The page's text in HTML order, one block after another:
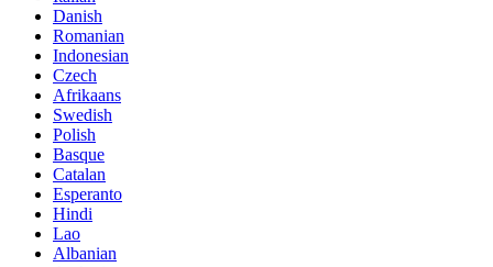
Danish
Romanian
Indonesian
Czech
Afrikaans
Swedish
Polish
Basque
Catalan
Esperanto
Hindi
Lao
Albanian